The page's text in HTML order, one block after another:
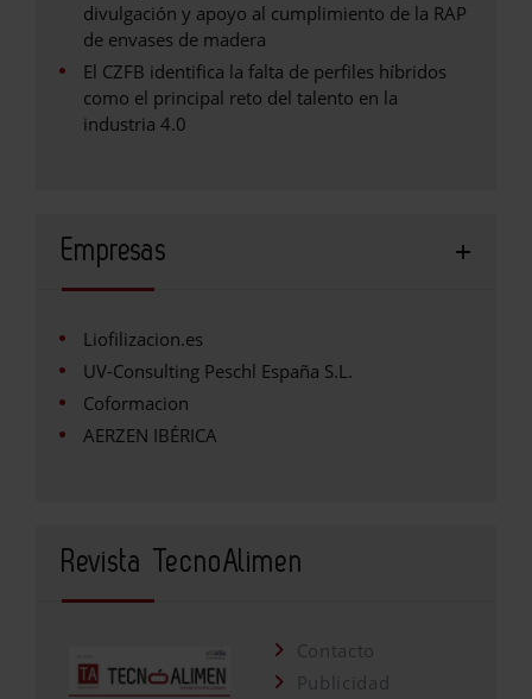
divulgación y apoyo al cumplimiento de la RAP
de envases de madera
El CZFB identifica la falta de perfiles híbridos
como el principal reto del talento en la
industria 4.0
Empresas
Liofilizacion.es
UV-Consulting Peschl España S.L.
Coformacion
AERZEN IBÉRICA
Revista TecnoAlimen
Contacto
Publicidad